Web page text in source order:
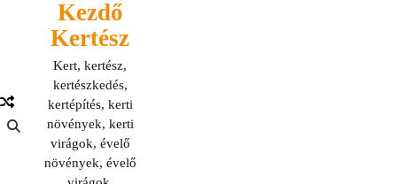
Kezdő
Kertész
Kert, kertész,
kertészkedés,
kertépítés, kerti
növények, kerti
virágok, évelő
növények, évelő